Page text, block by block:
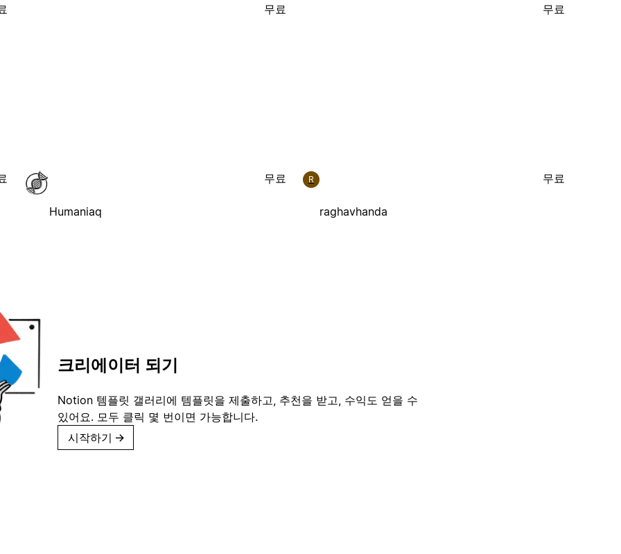
무료 무료
Humaniaq
무료 R
raghavhanda
무료
크리에이터 되기
Notion 템플릿 갤러리에 템플릿을 제출하고, 추천을 받고, 수익도 얻을 수
있어요. 모두 클릭 몇 번이면 가능합니다.
시작하기 →